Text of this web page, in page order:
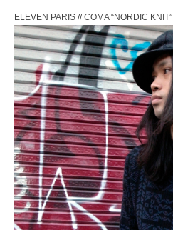
ELEVEN PARIS // COMA “NORDIC KNIT”